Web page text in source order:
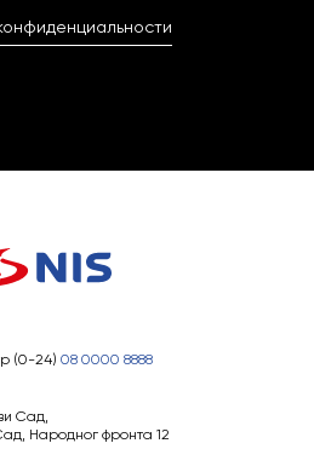
(0-24) 08 0000 8888
Сад,
Народног фронта 12